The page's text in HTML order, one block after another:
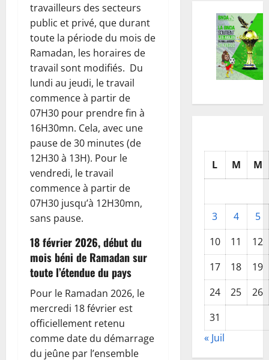
travailleurs des secteurs
public et privé, que durant
toute la période du mois de
Ramadan, les horaires de
travail sont modifiés. Du
lundi au jeudi, le travail
commence à partir de
07H30 pour prendre fin à
16H30mn. Cela, avec une
pause de 30 minutes (de
12H30 à 13H). Pour le
vendredi, le travail
commence à partir de
07H30 jusqu’à 12H30mn,
sans pause.
18 février 2026, début du
mois béni de Ramadan sur
toute l’étendue du pays
Pour le Ramadan 2026, le
mercredi 18 février est
officiellement retenu
comme date du démarrage
du jeûne par l’ensemble
L M M
3 4
5
10
11
12
17
18
19
24
25
26
31
« Juil